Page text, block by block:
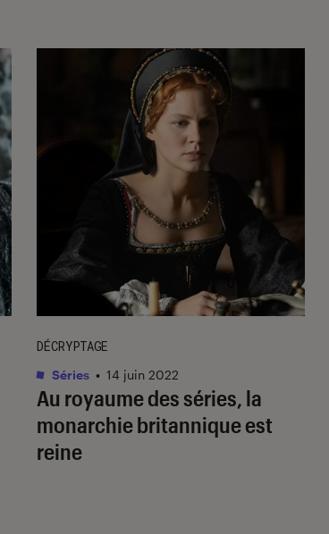
Au royaume des séries, la
monarchie britannique est
reine
DÉCRYPTAGE
Séries • 14 juin 2022